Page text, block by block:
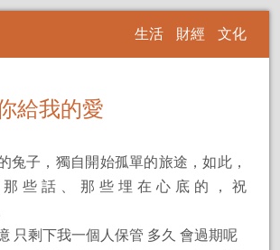
生活 財經 文化
給我的愛
兔子，獨自開始孤單的旅途，如此，
些話、那些埋在心底的，祝
只剩下我一個人保管 多久 會過期呢